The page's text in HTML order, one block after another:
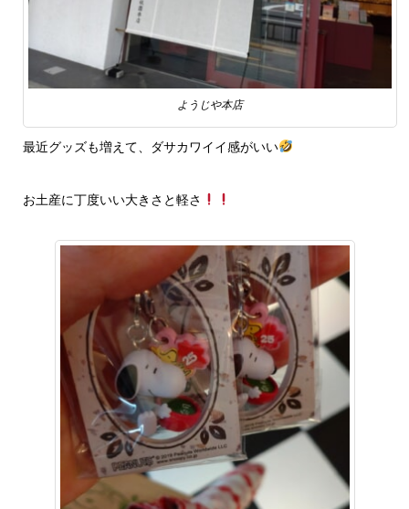
ようじや本店
最近グッズも増えて、ダサカワイイ感がいい
お土産に丁度いい大きさと軽さ